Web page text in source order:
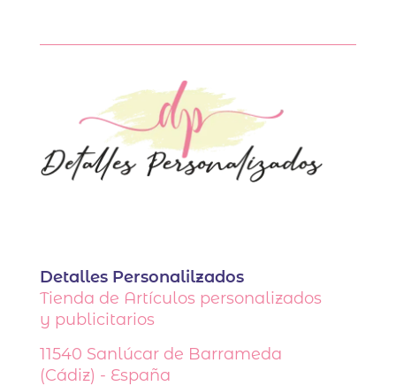
variantes.
opciones
se
pueden
elegir
en
Detalles Personalilzados
Tienda de Artículos personalizados
y publicitarios
11540 Sanlúcar de Barrameda
(Cádiz) - España